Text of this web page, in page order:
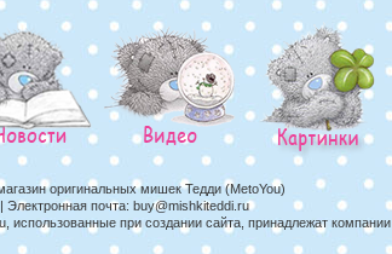
оригинальных мишек Тедди (MetoYou)
| Электронная почта: buy@mishkiteddi.ru
при создании сайта, принадлежат компании